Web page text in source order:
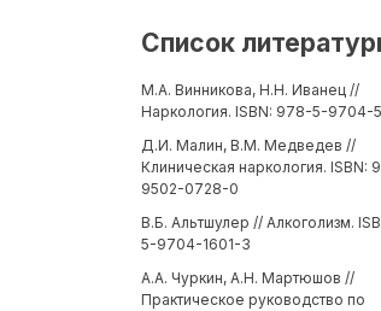
Список
М.А. Винникова, Н.Н. Иванец //
Наркология. ISBN: 978-5-9704-
Д.И. Малин, В.М. Медведев //
Клиническая наркология. ISBN:
9502-0728-0
В.Б. Альтшулер // Алкоголизм.
5-9704-1601-3
А.А. Чуркин, А.Н. Мартюшов //
Практическое руководство по